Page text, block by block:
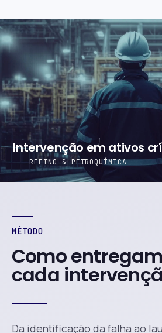
Intervenção em ativos
REFINO & PETROQUÍMICA
MÉTODO
Como
cada
Da identificação da falha ao